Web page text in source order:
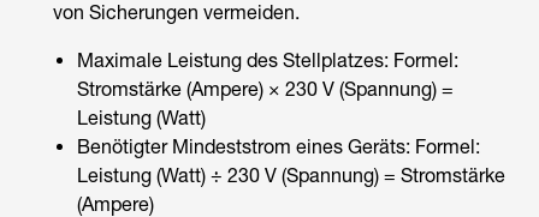
von Sicherungen vermeiden.
Maximale Leistung des Stellplatzes: Formel:
Stromstärke (Ampere) × 230 V (Spannung) =
Leistung (Watt)
Benötigter Mindeststrom eines Geräts: Formel:
Leistung (Watt) ÷ 230 V (Spannung) = Stromstärke
(Ampere)